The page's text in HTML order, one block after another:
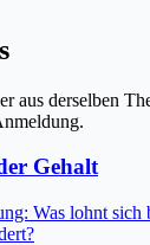
aus derselben
Gehalt
Was lohnt sich